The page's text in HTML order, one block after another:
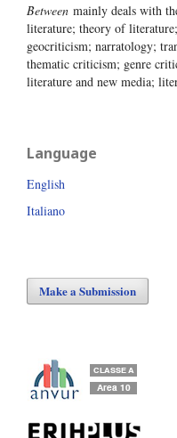
Between mainly deals with
literature; theory of
geocriticism; narratology;
thematic criticism; genre
literature and new media;
Language
English
Italiano
Make a Submission